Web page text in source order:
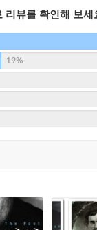
을 두고 “나는 고
내는 크라임 스릴
리뷰를 확인해 보세
19%